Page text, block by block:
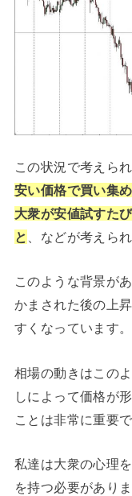
この状況で考えられ
安い価格で買い集
大衆が安値試すた
と
、などが考えら
このような背景が
かまされた後の上
すくなっています。
相場の動きはこの
しによって価格が
ことは非常に重要で
私達は大衆の心理
を持つ必要がありま